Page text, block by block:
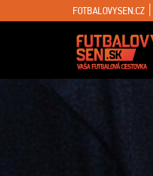
FOTBALOVYSEN.CZ